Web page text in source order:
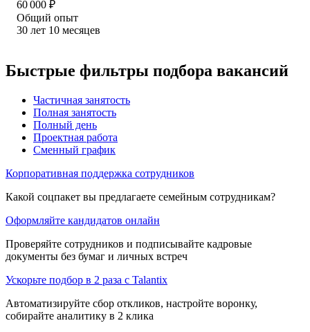
60 000 ₽
Общий опыт
30 лет 10 месяцев
Быстрые фильтры подбора вакансий
Частичная занятость
Полная занятость
Полный день
Проектная работа
Сменный график
Корпоративная поддержка сотрудников
Какой соцпакет вы предлагаете семейным сотрудникам?
Оформляйте кандидатов онлайн
Проверяйте сотрудников и подписывайте кадровые
документы без бумаг и личных встреч
Ускорьте подбор в 2 раза с Talantix
Автоматизируйте сбор откликов, настройте воронку,
собирайте аналитику в 2 клика